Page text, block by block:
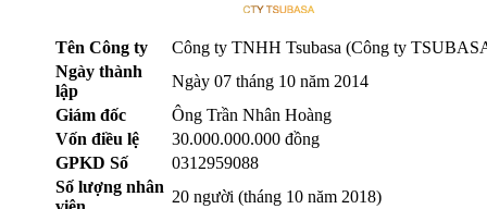
Tên Công ty
Công ty TNHH Tsubasa (Công ty
Ngày thành
lập
Ngày 07 tháng 10 năm 2014
Giám đốc
Ông Trần Nhân Hoàng
Vốn điều lệ
30.000.000.000 đồng
GPKD Số
0312959088
Số lượng nhân
20 người (tháng 10 năm 2018)